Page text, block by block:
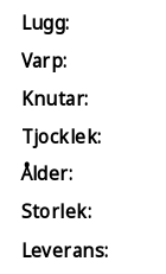
Lugg:
Varp:
Knutar:
Tjocklek:
Ålder:
Storlek:
Leverans: